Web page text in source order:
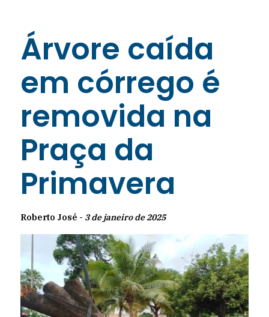
Árvore caída
em córrego é
removida na
Praça da
Primavera
Roberto José - 3 de janeiro de 2025